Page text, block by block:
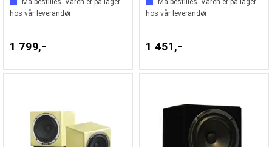
Må bestilles. Varen er på lager
hos vår leverandør
1 799,-
Må bestilles. Varen er på lager
hos vår leverandør
1 451,-